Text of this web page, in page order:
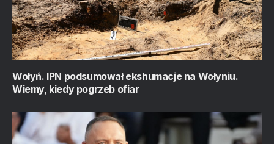
Wołyń. IPN podsumował ekshumacje na Wołyniu.
Wiemy, kiedy pogrzeb ofiar